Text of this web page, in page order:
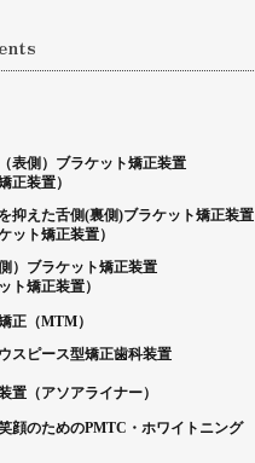
表側）ブラケット矯正装置
正装置）
抑えた舌側(裏側)ブラケット矯正装置
ット矯正装置）
）ブラケット矯正装置
ト矯正装置）
正（MTM）
スピース型矯正歯科装置
置（アソアライナー）
顔のためのPMTC・ホワイトニング